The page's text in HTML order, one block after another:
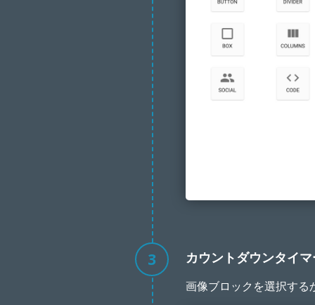
3 カウントダウンタイ
画像ブロックを選択す